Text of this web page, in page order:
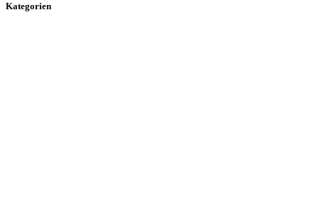
Kategorien